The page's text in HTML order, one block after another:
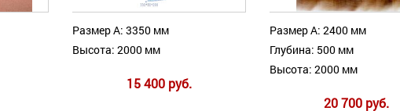
Размер А: 3350 мм
Высота: 2000 мм
15 400 руб.
Размер А: 2400 мм
Глубина: 500 мм
Высота: 2000 мм
20 700 руб.